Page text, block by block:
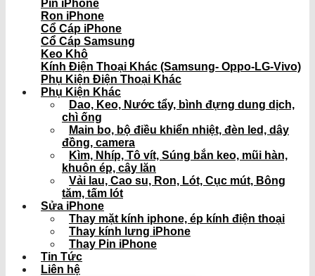
Pin iPhone
Ron iPhone
Cổ Cáp iPhone
Cổ Cáp Samsung
Keo Khô
Kính Điện Thoại Khác (Samsung- Oppo-LG-Vivo)
Phụ Kiện Điện Thoại Khác
Phụ Kiện Khác
Dao, Keo, Nước tẩy, bình đựng dung dịch,
chì ống
Main bo, bộ điều khiển nhiệt, đèn led, dây
đồng, camera
Kìm, Nhíp, Tô vít, Súng bắn keo, mũi hàn,
khuôn ép, cây lăn
Vải lau, Cao su, Ron, Lót, Cục mút, Bông
tăm, tấm lót
Sửa iPhone
Thay mặt kính iphone, ép kính điện thoại
Thay kính lưng iPhone
Thay Pin iPhone
Tin Tức
Liên hệ